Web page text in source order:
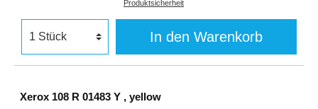
Produktsicherheit
In den Warenkorb
Xerox 108 R 01483 Y , yellow